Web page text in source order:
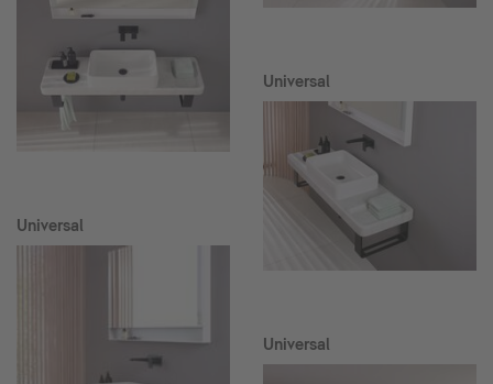
Universal
Universal
Universal